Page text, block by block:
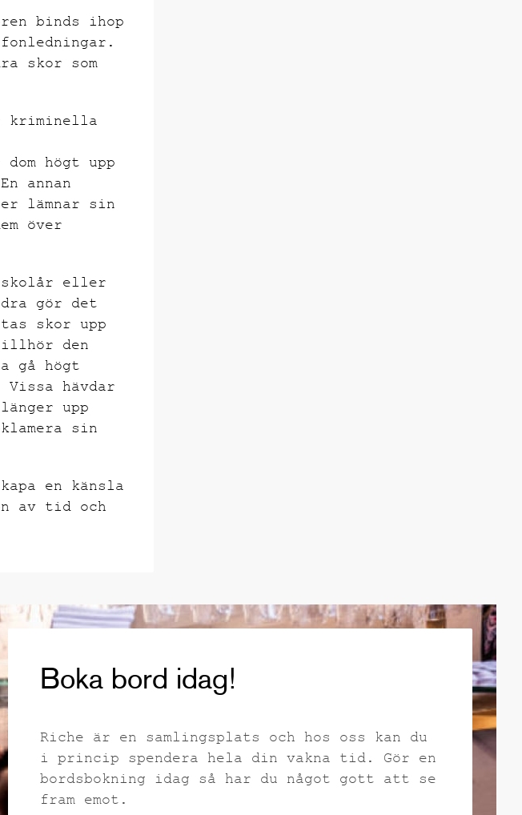
binds ihop
skor som
kriminella
högt upp
annan
lämnar sin
över
eller
gör det
skor upp
den
gå högt
hävdar
upp
sin
en känsla
av tid och
Boka bord idag!
Riche är en samlingsplats och hos oss kan du
i princip spendera hela din vakna tid. Gör en
bordsbokning idag så har du något gott att se
fram emot.